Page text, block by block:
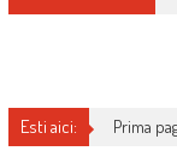
Esti aici: Prima